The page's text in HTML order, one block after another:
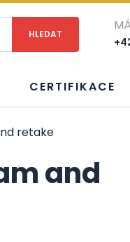
CERTIFIKACE
retake
and